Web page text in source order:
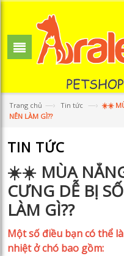
Trang chủ —› Tin tức —› ☀️☀️
NÊN LÀM GÌ??
TIN TỨC
☀️☀️ MÙA
CƯNG DỄ BỊ
LÀM GÌ??
Một số điều bạn có thể
nhiệt ở chó bao gồm: